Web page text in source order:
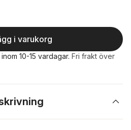
i varukorg
inom 10-15 vardagar. Fri frakt över